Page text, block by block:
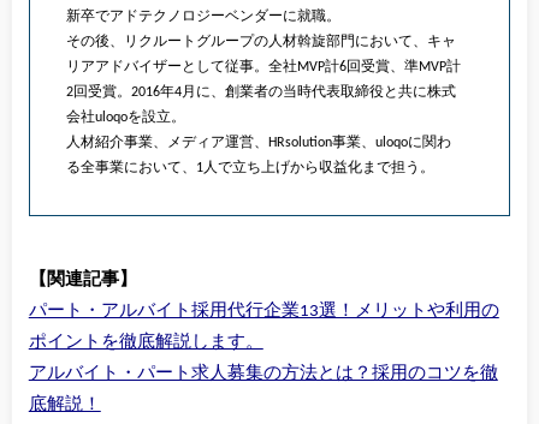
新卒でアドテクノロジーベンダーに就職。
その後、リクルートグループの人材斡旋部門において、キャ
リアアドバイザーとして従事。全社MVP計6回受賞、準MVP計
2回受賞。2016年4月に、創業者の当時代表取締役と共に株式
会社uloqoを設立。
人材紹介事業、メディア運営、HRsolution事業、uloqoに関わ
る全事業において、1人で立ち上げから収益化まで担う。
【関連記事】
パート・アルバイト採用代行企業13選！メリットや利用の
ポイントを徹底解説します。
アルバイト・パート求人募集の方法とは？採用のコツを徹
底解説！